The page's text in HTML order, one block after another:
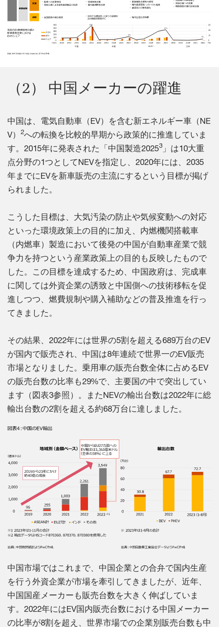
（2） 中国メーカーの躍進
中国は、電気自動車（EV）を含む新エネルギー車（NE
V）
2への転換を比較的早期から政策的に推進していま
す。2015年に発表された「中国製造20253 」は10大重
点分野の1つとしてNEVを指定し、2020年には、2035
年までにEVを新車販売の主流にするという目標が掲げ
られました。
こうした目標は、大気汚染の防止や気候変動への対応
といった環境政策上の目的に加え、内燃機関搭載車
（内燃車）製造において後発の中国が自動車産業で競
争力を持つという産業政策上の目的も反映したもので
した。この目標を達成するため、中国政府は、完成車
に関しては外資企業の誘致と中国側への技術移転を促
進しつつ、燃費規制や購入補助などの普及推進を行っ
てきました。
その結果、2022年には世界の5割を超える689万台のEV
が国内で販売され、中国は8年連続で世界一のEV販売
市場となりました。乗用車の販売台数全体に占めるEV
の販売台数の比率も29%で、主要国の中で突出してい
ます（図表3参照）。またNEVの輸出台数は2022年に総
輸出台数の2割を超える約68万台に達しました。
中国市場ではこれまで、中国企業との合弁で国内生産
を行う外資企業が市場を牽引してきましたが、近年、
中国国産メーカーも販売台数を大きく伸ばしていま
す。2022年にはEV国内販売台数における中国メーカー
の比率が8割を超え、世界市場での企業別販売台数も中